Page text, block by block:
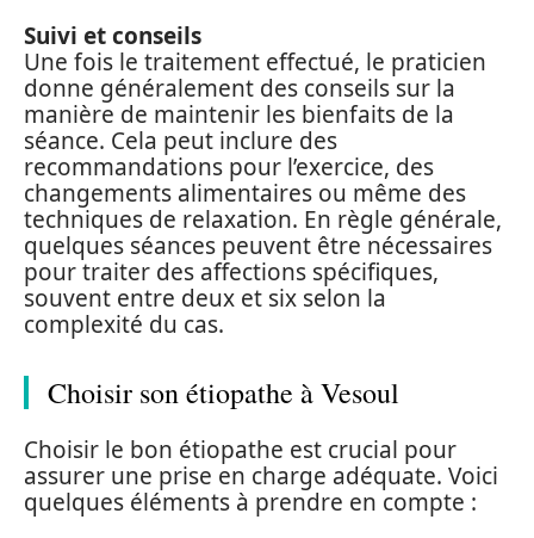
Suivi et conseils
Une fois le traitement effectué, le praticien
donne généralement des conseils sur la
manière de maintenir les bienfaits de la
séance. Cela peut inclure des
recommandations pour l’exercice, des
changements alimentaires ou même des
techniques de relaxation. En règle générale,
quelques séances peuvent être nécessaires
pour traiter des affections spécifiques,
souvent entre deux et six selon la
complexité du cas.
Choisir son étiopathe à Vesoul
Choisir le bon étiopathe est crucial pour
assurer une prise en charge adéquate. Voici
quelques éléments à prendre en compte :